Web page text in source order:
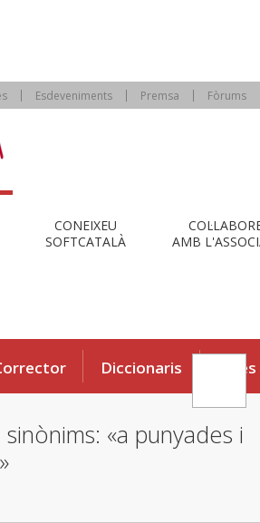
Esdeveniments Premsa Fòrums
CONEIXEU
SOFTCATALÀ
AMB
Diccionaris Eines
«a punyades i